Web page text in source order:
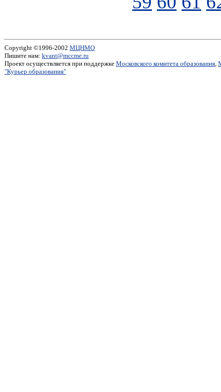
Copyright ©1996-2002 МЦНМО
Пишите нам: kvant@mccme.ru
Проект осуществляется при поддержке Московского комитета образования,
"Курьер образования"